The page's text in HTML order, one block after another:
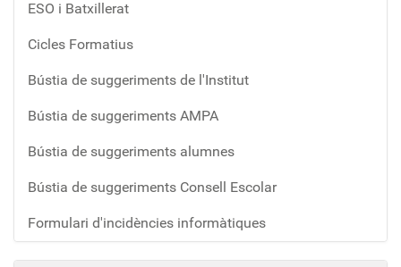
ESO i Batxillerat
Cicles Formatius
Bústia de suggeriments de l'Institut
Bústia de suggeriments AMPA
Bústia de suggeriments alumnes
Bústia de suggeriments Consell Escolar
Formulari d'incidències informàtiques